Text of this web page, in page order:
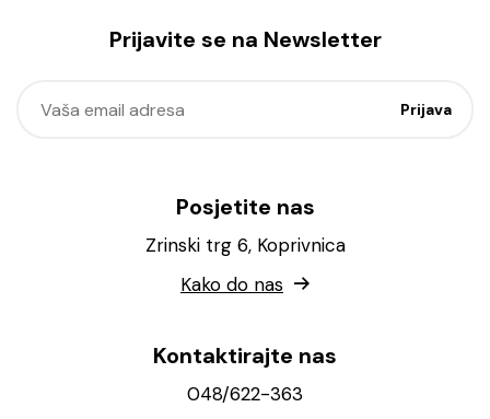
Prijavite se na Newsletter
Posjetite nas
Zrinski trg 6, Koprivnica
Kako do nas
Kontaktirajte nas
048/622-363